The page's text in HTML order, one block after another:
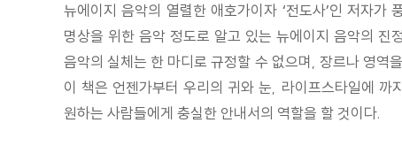
뉴에이지 음악의 열렬한 애호가이자 ‘전도사’인 저자
명상을 위한 음악 정도로 알고 있는 뉴에이지 음악의 진
음악의 실체는 한 마디로 규정할 수 없으며, 장르나 영역
이 책은 언젠가부터 우리의 귀와 눈, 라이프스타일에 까
원하는 사람들에게 충실한 안내서의 역할을 할 것이다.